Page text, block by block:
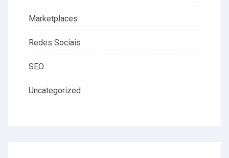
Marketplaces
Redes Sociais
SEO
Uncategorized